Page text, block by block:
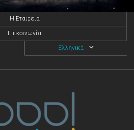
H Eταιρεία
Επικοινωνία
Ελληνικά